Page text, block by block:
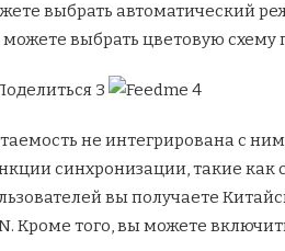
выбрать автоматический
выбрать цветовую схему
не интегрирована с
синхронизации, такие как
вы получаете
Кроме того, вы можете